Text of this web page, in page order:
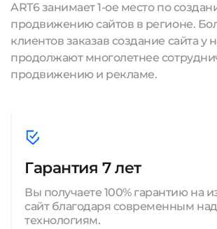
ART6 занимает 1-ое место по
продвижению сайтов в регионе.
клиентов заказав создание сайта у
продолжают многолетнее
продвижению и рекламе.
Гарантия 7 лет
Вы получаете 100% гарантию на
сайт благодаря современным
технологиям.